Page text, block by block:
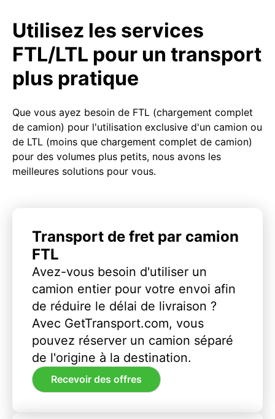
Utilisez les services
FTL/LTL pour un transport
plus pratique
Que vous ayez besoin de FTL (chargement complet
de camion) pour l'utilisation exclusive d'un camion ou
de LTL (moins que chargement complet de camion)
pour des volumes plus petits, nous avons les
meilleures solutions pour vous.
Transport de fret par camion
FTL
Avez-vous besoin d'utiliser un
camion entier pour votre envoi afin
de réduire le délai de livraison ?
Avec GetTransport.com, vous
pouvez réserver un camion séparé
de l'origine à la destination.
Recevoir des offres